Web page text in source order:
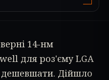
14-нм
для роз'єму LGA
дешевшати. Дійшло